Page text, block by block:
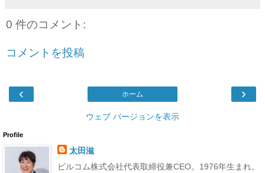
0 件のコメント:
コメントを投稿
‹ ›
ホーム
ウェブ バージョンを表示
Profile
太田滋
ビルコム株式会社代表取締役兼CEO。1976年生まれ。